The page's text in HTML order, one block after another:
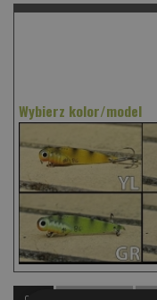
Wybierz kolor/model